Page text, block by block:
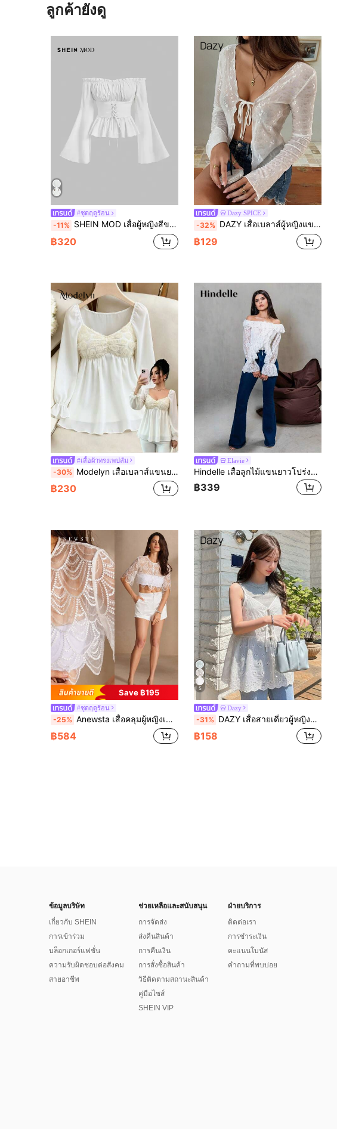
ลูกค้ายังดู
#ชุดฤดูร้อน
-11% SHEIN MOD เสื้อผู้หญิงสีขาวเปิดไหล่ผูกเชือกด้านหน้าจับจีบหน้าอก,แขนยาวกระดิ่งชายเสื้อเปปลัม,เสื้อผ้าสไตล์เรเนซองส์วินเทจหรูหราสำหรับงานเลี้ยงน้ำชาฤดูร้อน
฿320
Dazy SPICE
-32% DAZY เสื้อเบลาส์ผู้หญิงแขนยาวคอวีลึกผูกหน้าเงางามเซ็กซี่สำหรับฤดูร้อน สำหรับวันหยุดและโรงเรียน
฿129
#เสื้อผ้าทรงเพปลัม
-30% Modelyn เสื้อเบลาส์แขนยาวซีทรูปักลายดอกไม้ตาข่ายสีเบจสไตล์ฝรั่งเศสสำหรับผู้หญิง
฿230
Elavie
Hindelle เสื้อลูกไม้แขนยาวโปร่งสีขาวคอปิดไหล่ลูกไม้แต่งระบาย สำหรับผู้หญิง ใส่ในฤดูร้อนวันพักผ่อน แบบเทห์ แบบสบาย
฿339
Save ฿195
#ชุดฤดูร้อน
-25% Anewsta เสื้อคลุมผู้หญิงเซ็กซี่ใหม่ซีทรูลายคลื่นปักคอกลมแขนสั้นเปิดหน้าแต่งกระดุมมุก
฿584
5
Dazy
-31% DAZY เสื้อสายเดี่ยวผู้หญิงฤดูร้อนลำลอง สีพื้น ปักลายฉลุ ผูกด้านหน้า สไตล์โรงเรียน
฿158
ข้อมูลบริษัท
เกี่ยวกับ SHEIN
การเข้าร่วม
บล็อกเกอร์แฟชั่น
ความรับผิดชอบต่อสังคม
สายอาชีพ
ช่วยเหลือและสนับสนุน
การจัดส่ง
ส่งคืนสินค้า
การคืนเงิน
การสั่งซื้อสินค้า
วิธีติดตามสถานะสินค้า
คู่มือไซส์
SHEIN VIP
ฝ่ายบริการ
ติดต่อเรา
การชำระเงิน
คะแนนโบนัส
คำถามที่พบบ่อย